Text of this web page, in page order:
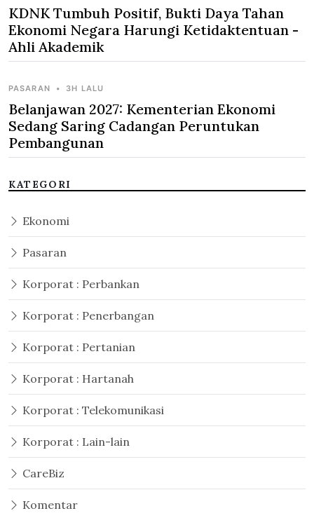
KDNK Tumbuh Positif, Bukti Daya Tahan
Ekonomi Negara Harungi Ketidaktentuan -
Ahli Akademik
PASARAN • 3H LALU
Belanjawan 2027: Kementerian Ekonomi
Sedang Saring Cadangan Peruntukan
Pembangunan
KATEGORI
Ekonomi
Pasaran
Korporat : Perbankan
Korporat : Penerbangan
Korporat : Pertanian
Korporat : Hartanah
Korporat : Telekomunikasi
Korporat : Lain-lain
CareBiz
Komentar